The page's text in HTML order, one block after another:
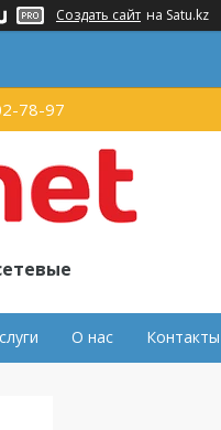
Создать сайт на Satu.kz
78-97
О нас Контакты